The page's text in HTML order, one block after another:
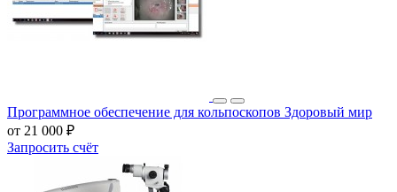
Программное обеспечение для кольпоскопов Здоровый мир
от 21 000 ₽
Запросить счёт